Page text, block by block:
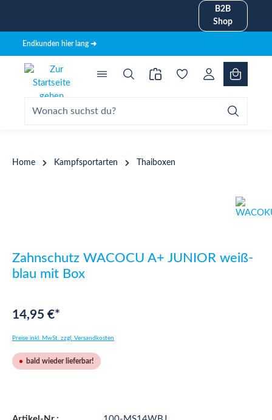
B2B
Shop
Endkunden hier lang ➜
Home Kampfsportarten Thaiboxen
Zahnschutz WACOCU A+ JUNIOR weiß-
blau mit Box
14,95 €*
Preise inkl. MwSt. zzgl. Versandkosten
bald wieder lieferbar!